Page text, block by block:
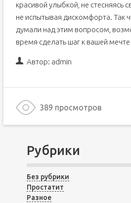
красивой улыбкой, не стесняясь
не испытывая дискомфорта. Так
думали над этим вопросом,
время сделать шаг к вашей
Автор: admin
389 просмотров
Рубрики
Без рубрики
Простатит
Разное